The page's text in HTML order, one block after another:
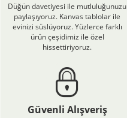
Düğün davetiyesi ile mutluluğunuzu
paylaşıyoruz. Kanvas tablolar ile
evinizi süslüyoruz. Yüzlerce farklı
ürün çeşidimiz ile özel
hissettiriyoruz.
Güvenli Alışveriş